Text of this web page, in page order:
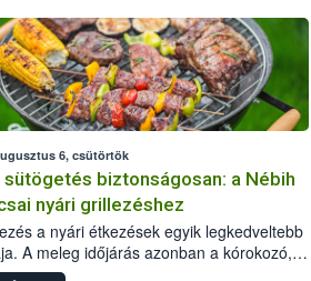
6, csütörtök
sütögetés biztonságosan: a Nébih
nyári grillezéshez
a nyári étkezések egyik legkedveltebb
A meleg időjárás azonban a kórokozó,
okozó baktériumok gyorsabb